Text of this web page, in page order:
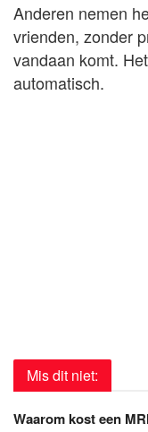
Anderen nemen
vrienden, zonder
vandaan komt.
automatisch.
Mis dit niet:
Waarom kost een